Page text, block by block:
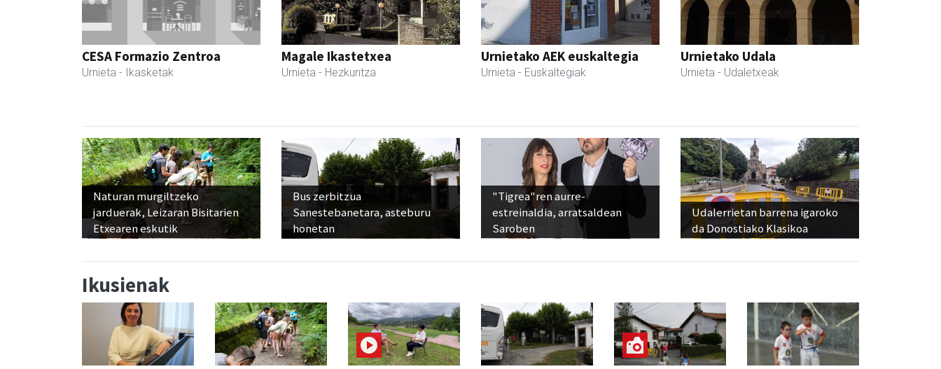
CESA Formazio Zentroa
Urnieta - Ikasketak
Magale Ikastetxea
Urnieta - Hezkuntza
Urnietako AEK euskaltegia
Urnieta - Euskaltegiak
Urnietako Udala
Urnieta - Udaletxeak
Naturan murgiltzeko
jarduerak, Leizaran Bisitarien
Etxearen eskutik
Bus zerbitzua
Sanestebanetara, asteburu
honetan
"Tigrea"ren aurre-
estreinaldia, arratsaldean
Saroben
Udalerrietan barrena igaroko
da Donostiako Klasikoa
Ikusienak